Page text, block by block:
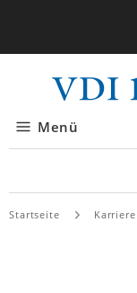
Menü
Startseite Karriere